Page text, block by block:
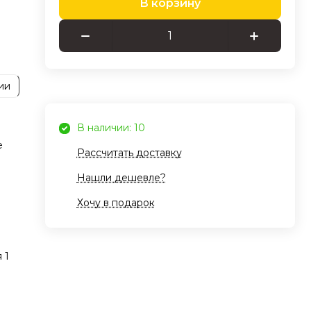
В корзину
В наличии: 10
Рассчитать доставку
Нашли дешевле?
Хочу в подарок